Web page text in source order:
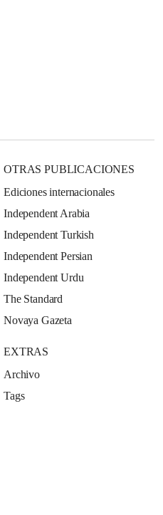
OTRAS PUBLICACIONES
Ediciones internacionales
Independent Arabia
Independent Turkish
Independent Persian
Independent Urdu
The Standard
Novaya Gazeta
EXTRAS
Archivo
Tags